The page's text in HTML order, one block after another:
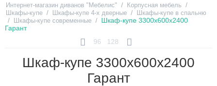
Интернет-магазин диванов "Мебелис" / Корпусная мебель /
Шкафы-купе / Шкафы-купе 4-х дверные / Шкафы-купе в спальню
/ Шкафы-купе современные / Шкаф-купе 3300х600х2400
Гарант
96
128
Шкаф-купе 3300х600х2400
Гарант